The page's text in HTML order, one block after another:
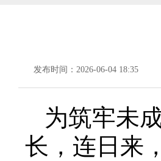
发布时间：2026-06-04 18:35
为筑牢未
长，连日来